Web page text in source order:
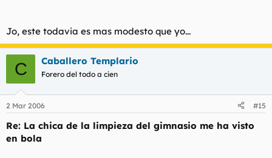
Jo, este todavia es mas modesto que yo...
C Caballero Templario
Forero del todo a cien
2 Mar 2006 #15
Re: La chica de la limpieza del gimnasio me ha visto
en bola